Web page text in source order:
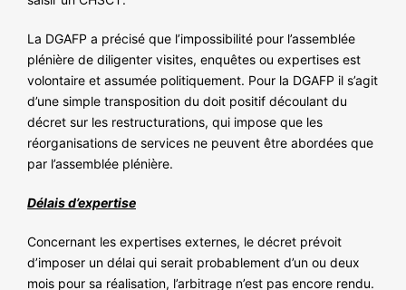
La DGAFP a précisé que l’impossibilité pour l’assemblée
plénière de diligenter visites, enquêtes ou expertises est
volontaire et assumée politiquement. Pour la DGAFP il s’agit
d’une simple transposition du doit positif découlant du
décret sur les restructurations, qui impose que les
réorganisations de services ne peuvent être abordées que
par l’assemblée plénière.
Délais d’expertise
Concernant les expertises externes, le décret prévoit
d’imposer un délai qui serait probablement d’un ou deux
mois pour sa réalisation, l’arbitrage n’est pas encore rendu.